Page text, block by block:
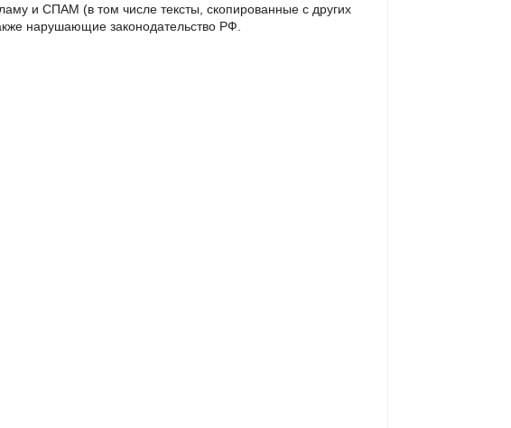
и СПАМ (в том числе тексты, скопированные с других
нарушающие законодательство РФ.